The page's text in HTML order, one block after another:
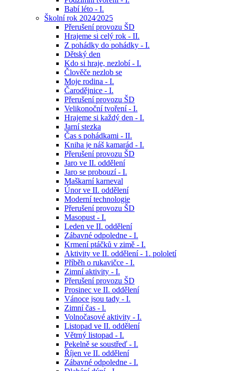
Babí léto - I.
Školní rok 2024⁄2025
Přerušení provozu ŠD
Hrajeme si celý rok - II.
Z pohádky do pohádky - I.
Dětský den
Kdo si hraje, nezlobí - I.
Člověče nezlob se
Moje rodina - I.
Čarodějnice - I.
Přerušení provozu ŠD
Velikonoční tvoření - I.
Hrajeme si každý den - I.
Jarní stezka
Čas s pohádkami - II.
Kniha je náš kamarád - I.
Přerušení provozu ŠD
Jaro ve II. oddělení
Jaro se probouzí - I.
Maškarní karneval
Únor ve II. oddělení
Moderní technologie
Přerušení provozu ŠD
Masopust - I.
Leden ve II. oddělení
Zábavné odpoledne - I.
Krmení ptáčků v zimě - I.
Aktivity ve II. oddělení - 1. pololetí
Příběh o rukavičce - I.
Zimní aktivity - I.
Přerušení provozu ŠD
Prosinec ve II. oddělení
Vánoce jsou tady - I.
Zimní čas - l.
Volnočasové aktivity - I.
Listopad ve II. oddělení
Větrný listopad - I.
Pekelně se soustřeď - I.
Říjen ve II. oddělení
Zábavné odpoledne - I.